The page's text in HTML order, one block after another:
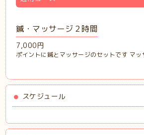
鍼・マッサージ２時間
7,000円
ポイントに鍼とマッサージのセットです マ
スケジュール